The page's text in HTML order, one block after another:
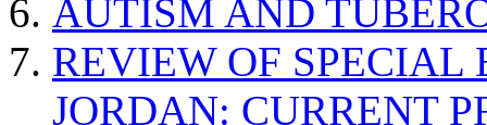
AUTISM AND
REVIEW OF SPECIAL
JORDAN: CURRENT